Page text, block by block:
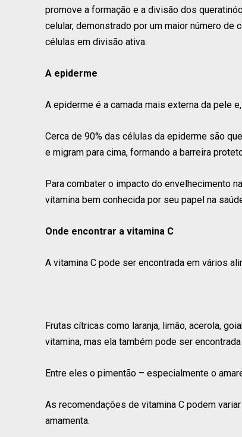
promove a formação e a divisão dos
celular, demonstrado por um maior número
células em divisão ativa.
A epiderme
A epiderme é a camada mais externa da pele
Cerca de 90% das células da epiderme são
e migram para cima, formando a barreira
Para combater o impacto do envelhecimento
vitamina bem conhecida por seu papel na
Onde encontrar a vitamina C
A vitamina C pode ser encontrada em vários
Frutas cítricas como laranja, limão, acerola,
vitamina, mas ela também pode ser
Entre eles o pimentão – especialmente o
As recomendações de vitamina C podem
amamenta.